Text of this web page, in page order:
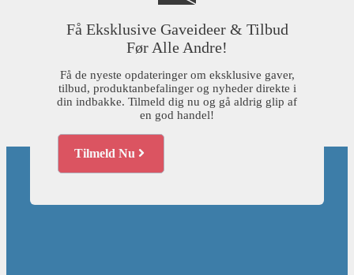
Få Eksklusive Gaveideer & Tilbud
Før Alle Andre!
Få de nyeste opdateringer om eksklusive gaver,
tilbud, produktanbefalinger og nyheder direkte i
din indbakke. Tilmeld dig nu og gå aldrig glip af
en god handel!
Tilmeld Nu